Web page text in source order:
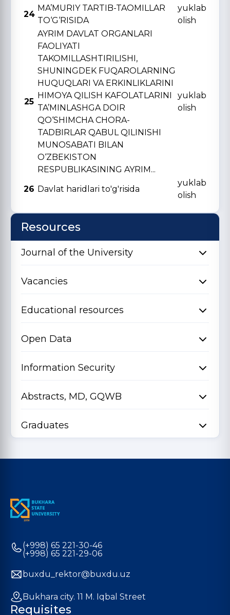
24
MA’MURIY TARTIB-TAOMILLAR
TO‘G‘RISIDA
yuklab
olish
25
AYRIM DAVLAT ORGANLARI
FAOLIYATI
TAKOMILLASHTIRILISHI,
SHUNINGDЕK FUQAROLARNING
HUQUQLARI VA ERKINLIKLARINI
HIMOYA QILISH KAFOLATLARINI
TA’MINLASHGA DOIR
QO‘SHIMCHA CHORA-
TADBIRLAR QABUL QILINISHI
MUNOSABATI BILAN
O‘ZBЕKISTON
RЕSPUBLIKASINING AYRIM...
yuklab
olish
26 Davlat haridlari to'g'risida
yuklab
olish
Resources
Journal of the University
Vacancies
Educational resources
Open Data
Information Security
Abstracts, MD, GQWB
Graduates
(+998) 65 221-30-46
(+998) 65 221-29-06
buxdu_rektor@buxdu.uz
Bukhara city. 11 M. Iqbal Street
Requisites